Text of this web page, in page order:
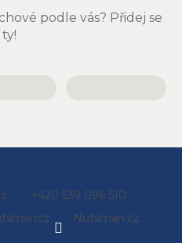
podle vás? Přidej se
ty!
+420 539 096 510
Nutsman.cz